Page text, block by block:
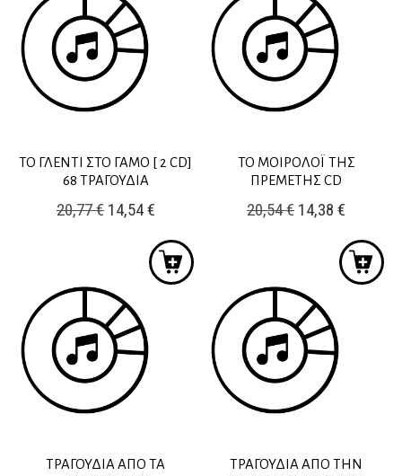
ΤΟ ΓΛΕΝΤΙ ΣΤΟ ΓΑΜΟ [ 2 CD]
68 ΤΡΑΓΟΥΔΙΑ
20,77€ Original
20,77 €.
14,54€Η
τιμή
είναι:
ΤΟ ΜΟΙΡΟΛΟΪ ΤΗΣ
ΠΡΕΜΕΤΗΣ CD
20,54€ Original
20,54 €.
14,38€
τιμή
είναι:
ΤΡΑΓΟΥΔΙΑ ΑΠΟ ΤΑ
ΤΡΑΓΟΥΔΙΑ ΑΠΟ ΤΗΝ